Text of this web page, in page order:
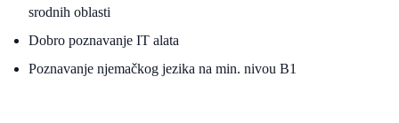
srodnih oblasti
Dobro poznavanje IT alata
Poznavanje njemačkog jezika na min. nivou B1